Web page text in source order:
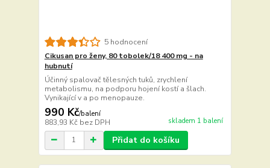
5 hodnocení
Cikusan pro ženy, 80 tobolek/18 400 mg - na
hubnutí
Účinný spalovač tělesných tuků, zrychlení
metabolismu, na podporu hojení kostí a šlach.
Vynikající v a po menopauze.
990 Kč/balení
883,93 Kč bez DPH skladem 1 balení
Přidat do košíku